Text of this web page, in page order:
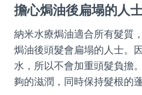
擔心焗油後扁塌的人
納米水療焗油適合所有髮質
焗油後頭髮會扁塌的人士。
水，所以不會加重頭髮負擔
夠的滋潤，同時保持髮根的蓬